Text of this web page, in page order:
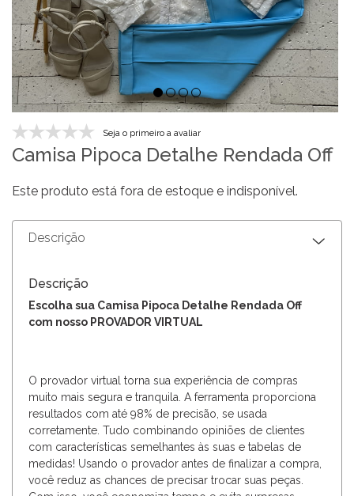
Seja o primeiro a avaliar
Camisa Pipoca Detalhe Rendada Off
Este produto está fora de estoque e indisponível.
Descrição
Descrição
Escolha sua Camisa Pipoca Detalhe Rendada Off
com nosso PROVADOR VIRTUAL
O provador virtual torna sua experiência de compras
muito mais segura e tranquila. A ferramenta proporciona
resultados com até 98% de precisão, se usada
corretamente. Tudo combinando opiniões de clientes
com características semelhantes às suas e tabelas de
medidas! Usando o provador antes de finalizar a compra,
você reduz as chances de precisar trocar suas peças.